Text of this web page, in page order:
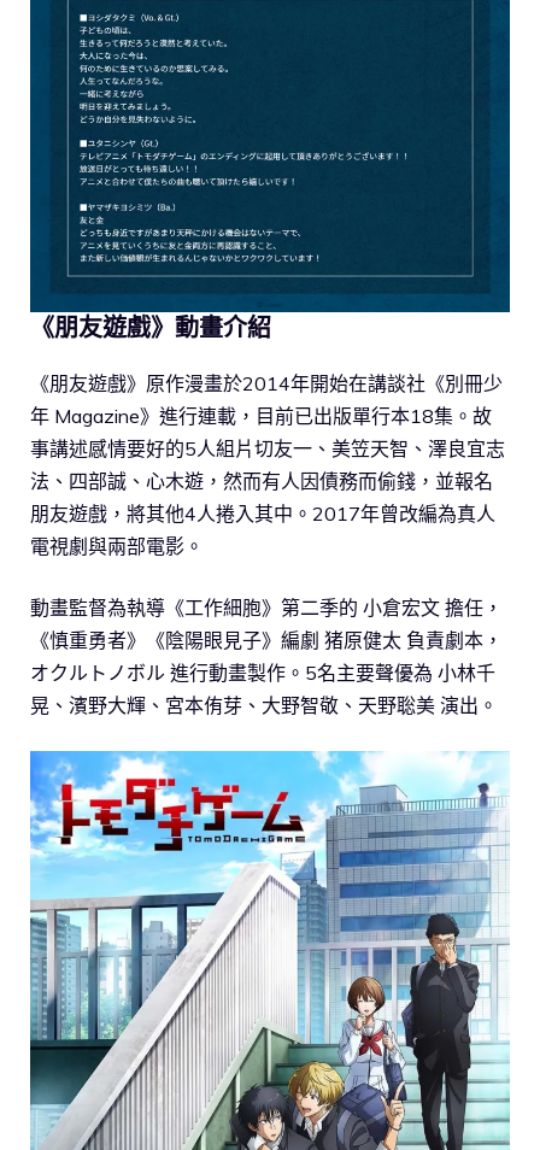
《朋友遊戲》動畫介紹
《朋友遊戲》原作漫畫於2014年開始在講談社《別冊少
年 Magazine》進行連載，目前已出版單行本18集。故
事講述感情要好的5人組片切友一、美笠天智、澤良宜志
法、四部誠、心木遊，然而有人因債務而偷錢，並報名
朋友遊戲，將其他4人捲入其中。2017年曾改編為真人
電視劇與兩部電影。
動畫監督為執導《工作細胞》第二季的 小倉宏文 擔任，
《慎重勇者》《陰陽眼見子》編劇 猪原健太 負責劇本，
オクルトノボル 進行動畫製作。5名主要聲優為 小林千
晃、濱野大輝、宮本侑芽、大野智敬、天野聡美 演出。